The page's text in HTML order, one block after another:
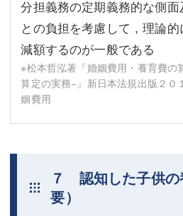
分担義務の定期義務的な側
との負担を考慮して，理論
減額するのが一般である
※松本哲泓著『婚姻費用・養育費の
算定の実務−』新日本法規出版２０
姻費用
７ 認知した子供の
要）